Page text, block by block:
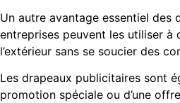
Un autre avantage essentiel
entreprises peuvent les utiliser à
l’extérieur sans se soucier des
Les drapeaux publicitaires sont
promotion spéciale ou d’une